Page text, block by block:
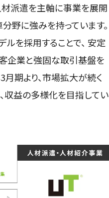
材派遣を主軸に事業を展開
野に強みを持っています。
を採用することで、 安定
企業と強固な取引基盤を
月期より、市場拡大が続く
収益の多様化を目指してい